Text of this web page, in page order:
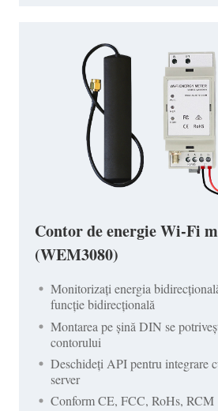
Contor de energie Wi-Fi
(WEM3080)
Monitorizați energia
funcție bidirecțională
Montarea pe șină DIN se
contorului
Deschideți API pentru integrare
server
Conform CE, FCC, RoHs, RCM